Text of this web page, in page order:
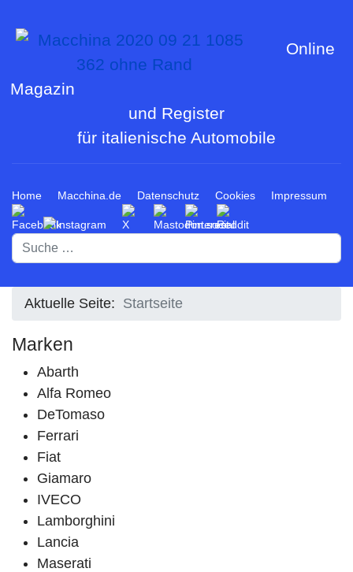
Online
Magazin
und Register
für italienische Automobile
Home Macchina.de Datenschutz Cookies Impressum
Suchen
Aktuelle Seite: Startseite
Marken
Abarth
Alfa Romeo
DeTomaso
Ferrari
Fiat
Giamaro
IVECO
Lamborghini
Lancia
Maserati